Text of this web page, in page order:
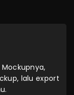
lalu export